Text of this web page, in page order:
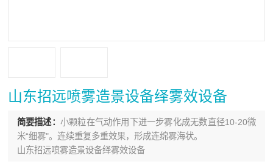
山东招远喷雾造景设备绎雾效设备
简要描述： 小颗粒在气动作用下进一步雾化成无数直径10-20微
米“细雾"。连续重复多重效果，形成连绵雾海状。
山东招远喷雾造景设备绎雾效设备